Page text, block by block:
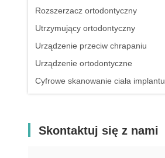
Rozszerzacz ortodontyczny
Utrzymujący ortodontyczny
Urządzenie przeciw chrapaniu
Urządzenie ortodontyczne
Cyfrowe skanowanie ciała implantu
Skontaktuj się z nami